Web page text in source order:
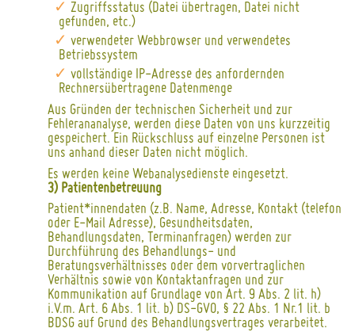
Zugriffsstatus (Datei übertragen, Datei nicht
gefunden, etc.)
verwendeter Webbrowser und verwendetes
Betriebssystem
vollständige IP-Adresse des anfordernden
Rechnersübertragene Datenmenge
Aus Gründen der technischen Sicherheit und zur
Fehlerananalyse, werden diese Daten von uns kurzzeitig
gespeichert. Ein Rückschluss auf einzelne Personen ist
uns anhand dieser Daten nicht möglich.
Es werden keine Webanalysedienste eingesetzt.
3) Patientenbetreuung
Patient*innendaten (z.B. Name, Adresse, Kontakt (telefon
oder E-Mail Adresse), Gesundheitsdaten,
Behandlungsdaten, Terminanfragen) werden zur
Durchführung des Behandlungs- und
Beratungsverhältnisses oder dem vorvertraglichen
Verhältnis sowie von Kontaktanfragen und zur
Kommunikation auf Grundlage von Art. 9 Abs. 2 lit. h)
i.V.m. Art. 6 Abs. 1 lit. b) DS-GVO, § 22 Abs. 1 Nr.1 lit. b
BDSG auf Grund des Behandlungsvertrages verarbeitet.